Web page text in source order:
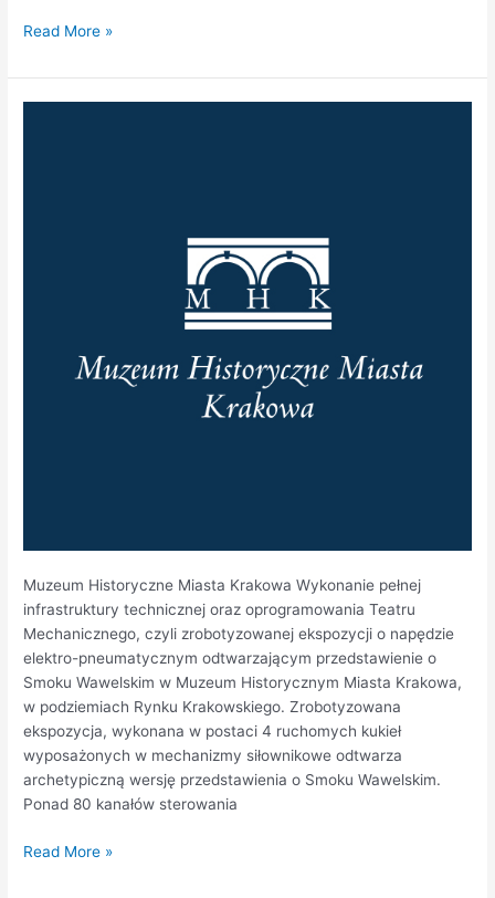
Read More »
Muzeum Historyczne Miasta Krakowa Wykonanie pełnej
infrastruktury technicznej oraz oprogramowania Teatru
Mechanicznego, czyli zrobotyzowanej ekspozycji o napędzie
elektro-pneumatycznym odtwarzającym przedstawienie o
Smoku Wawelskim w Muzeum Historycznym Miasta Krakowa,
w podziemiach Rynku Krakowskiego. Zrobotyzowana
ekspozycja, wykonana w postaci 4 ruchomych kukieł
wyposażonych w mechanizmy siłownikowe odtwarza
archetypiczną wersję przedstawienia o Smoku Wawelskim.
Ponad 80 kanałów sterowania
Read More »